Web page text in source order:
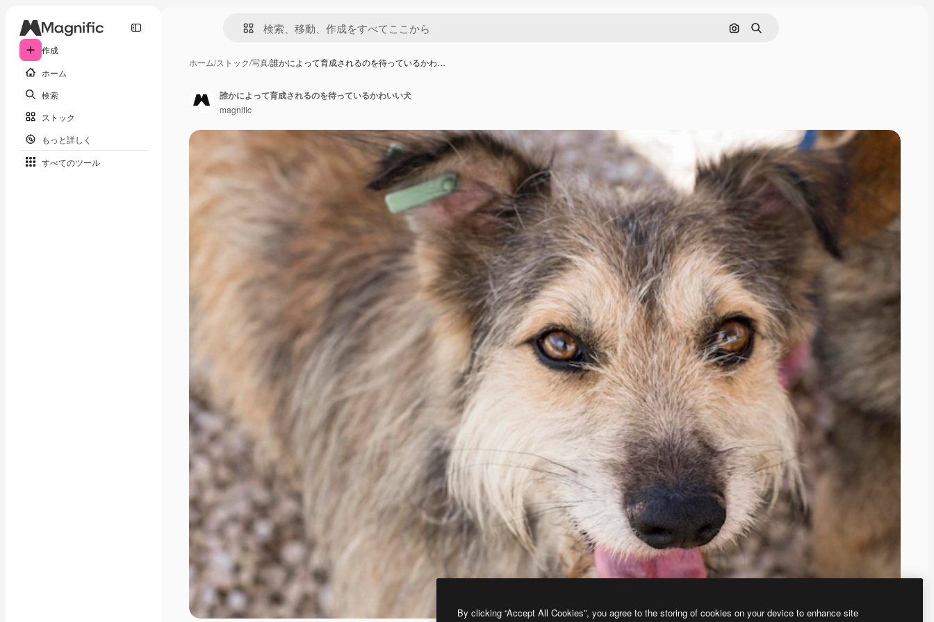
作成
ホーム
検索
ストック
もっと詳しく
すべてのツール
画像で検索
検索
ホーム/ストック/写真/誰かによって育成されるのを待っているかわ…
誰かによって育成されるのを待っているかわいい犬
magnific
By clicking “Accept All Cookies”, you agree to the storing of cookies on your device to enhance site